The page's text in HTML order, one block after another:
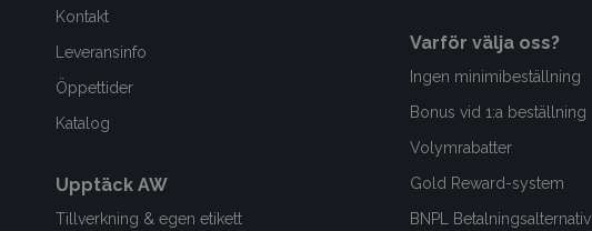
Kontakt
Leveransinfo
Öppettider
Katalog
Upptäck AW
Tillverkning & egen etikett
Varför välja oss?
Ingen minimibeställning
Bonus vid 1:a beställning
Volymrabatter
Gold Reward-system
BNPL Betalningsalternativ